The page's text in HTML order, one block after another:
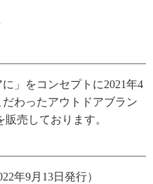
」をコンセプトに2021年4
わったアウトドアブラン
売しております。
年9月13日発行）